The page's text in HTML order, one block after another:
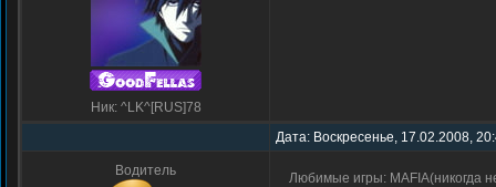
Ник: ^LK^[RUS]78
Дата: Воскресенье, 17.02.2008,
Водитель Любимые игры: MAFIA(никогда